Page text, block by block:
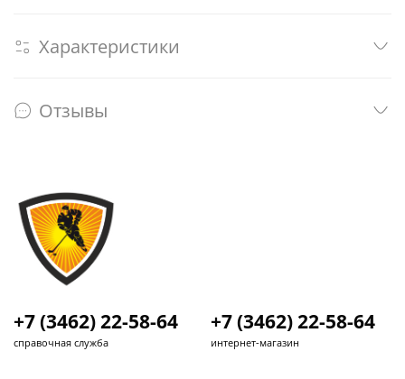
Характеристики
Отзывы
+7 (3462) 22-58-64
справочная служба
+7 (3462) 22-58-64
интернет-магазин